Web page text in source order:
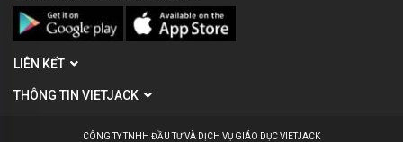
LIÊN KẾT
THÔNG TIN VIETJACK
CÔNG TY TNHH ĐẦU TƯ VÀ DỊCH VỤ GIÁO DỤC VIETJACK